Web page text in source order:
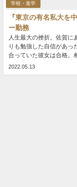
学校・進学
『東京の有名私大を
ー勤務
人生最大の挫折。佐賀に
りも勉強した自信があっ
合っていた彼女は合格。
2022.05.13